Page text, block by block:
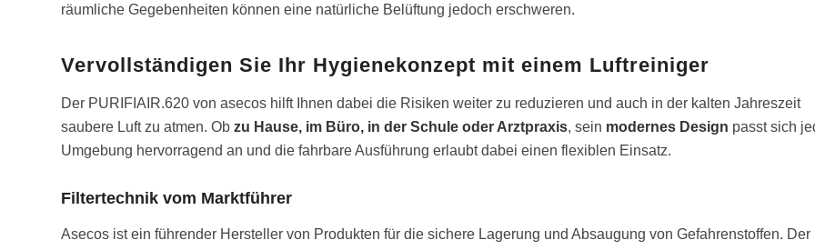
räumliche Gegebenheiten können eine natürliche Belüftung jedoch erschweren.
Vervollständigen Sie Ihr Hygienekonzept mit einem Luftreiniger
Der PURIFIAIR.620 von asecos hilft Ihnen dabei die Risiken weiter zu reduzieren und auch in der kalten Jahreszeit
saubere Luft zu atmen. Ob zu Hause, im Büro, in der Schule oder Arztpraxis, sein modernes Design passt sich
Umgebung hervorragend an und die fahrbare Ausführung erlaubt dabei einen flexiblen Einsatz.
Filtertechnik vom Marktführer
Asecos ist ein führender Hersteller von Produkten für die sichere Lagerung und Absaugung von Gefahrenstoffen. Der